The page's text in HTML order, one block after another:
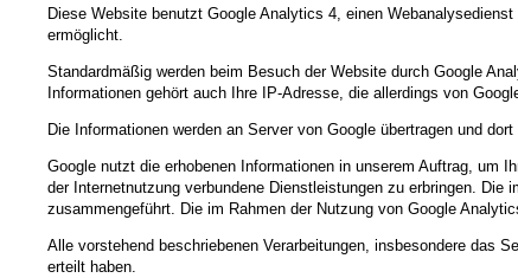
Diese Website benutzt Google Analytics 4, einen
ermöglicht.
Standardmäßig werden beim Besuch der Website durch Google
Informationen gehört auch Ihre IP-Adresse, die allerdings von
Die Informationen werden an Server von Google übertragen und
Google nutzt die erhobenen Informationen in unserem Auftrag, um
der Internetnutzung verbundene Dienstleistungen zu erbringen.
zusammengeführt. Die im Rahmen der Nutzung von Google
Alle vorstehend beschriebenen Verarbeitungen, insbesondere das
erteilt haben.